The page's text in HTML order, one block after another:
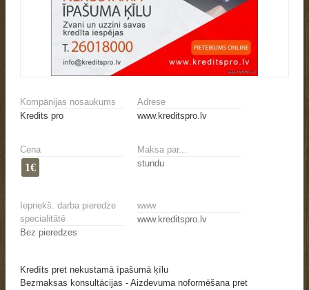
Kompānijas nosaukums
Kredits pro
Adrese
www.kreditspro.lv
Cena
1€
Maksa par...
stundu
Iepriekš. darba pieredze
specialitātē
Bez pieredzes
www
www.kreditspro.lv
Kredīts pret nekustamā īpašumā ķīlu
Bezmaksas konsultācijas - Aizdevuma noformēšana pret